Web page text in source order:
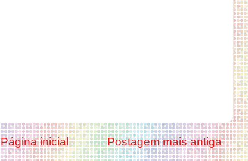
Postagem mais antiga
Página inicial